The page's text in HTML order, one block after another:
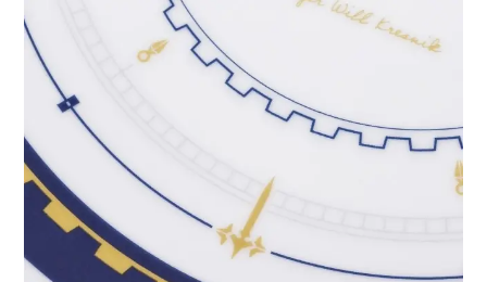
アニメ記事一覧
アニメ映画一覧
今期アニメ曜日別一覧
春アニメ
秋アニメ
男性声優/女性声優一覧